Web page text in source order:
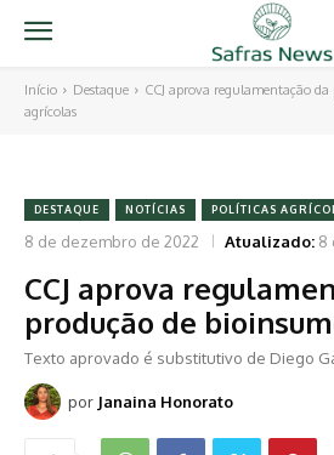
Início Destaque
CCJ aprova regulamentação
agrícolas
DESTAQUE NOTÍCIAS POLÍTICAS
8 de dezembro de 2022 Atualizado: 8
CCJ aprova
produção de
Texto aprovado é substitutivo de Diego
por Janaina Honorato